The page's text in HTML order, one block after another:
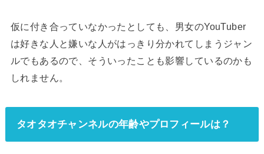
仮に付き合っていなかったとしても、男女のYouTuber
は好きな人と嫌いな人がはっきり分かれてしまうジャン
ルでもあるので、そういったことも影響しているのかも
しれません。
タオタオチャンネルの年齢やプロフィールは？